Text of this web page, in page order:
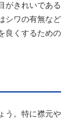
がきれいである
シワの有無など
良くするための
う。特に襟元や